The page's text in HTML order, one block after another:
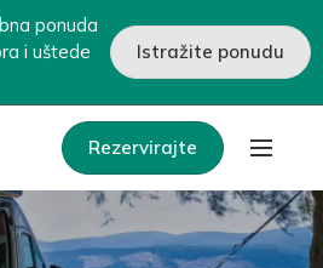
ponuda
i uštede
Istražite ponudu
Rezervirajte